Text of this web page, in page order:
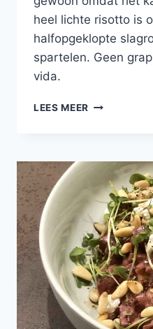
heel lichte risotto is
halfopgeklopte
spartelen. Geen
vida.
LEES MEER RISOTTO
ASPERGES,
COQUILLES
EN